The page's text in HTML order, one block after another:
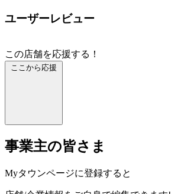
ユーザーレビュー
この店舗を応援する！
ここから応援
事業主の皆さま
Myタウンページに登録すると